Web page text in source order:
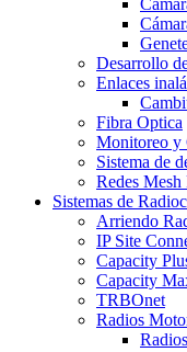
Desarrollo
Enlaces
Fibra Optica
Monitoreo y
Sistema de
Redes Mesh
Sistemas de
Arriendo
IP Site
Capacity
Capacity
TRBOnet
Radios